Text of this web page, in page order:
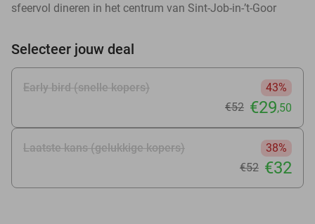
sfeervol dineren in het centrum van Sint-Job-in-’t-Goor
Selecteer jouw deal
Early bird (snelle kopers)
43%
€52 €29,50
Laatste kans (gelukkige kopers)
38%
€52 €32